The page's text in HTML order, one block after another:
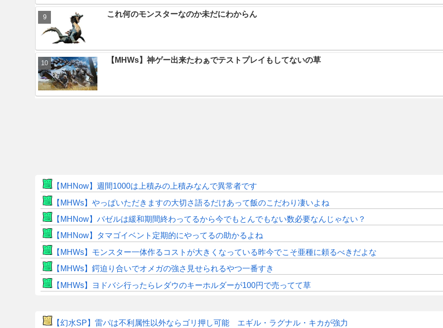
これ何のモンスターなのか未だにわからん
【MHWs】神ゲー出来たわぁでテストプレイもしてないの草
【MHNow】週間1000は上積みの上積みなんで異常者です
【MHWs】やっぱいただきますの大切さ語るだけあって飯のこだわり凄いよね
【MHNow】バゼルは緩和期間終わってるから今でもとんでもない数必要なんじゃない？
【MHNow】タマゴイベント定期的にやってるの助かるよね
【MHWs】モンスター一体作るコストが大きくなっている昨今でこそ亜種に頼るべきだよな
【MHWs】鍔迫り合いでオメガの強さ見せられるやつ一番すき
【MHWs】ヨドバシ行ったらレダウのキーホルダーが100円で売ってて草
【幻水SP】雷パは不利属性以外ならゴリ押し可能 エギル・ラグナル・キカが強力